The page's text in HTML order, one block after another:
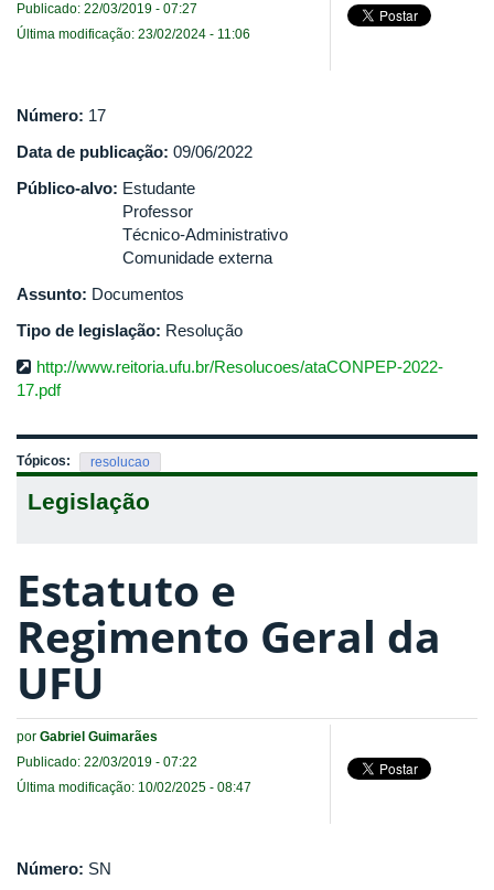
Publicado: 22/03/2019 - 07:27
Última modificação: 23/02/2024 - 11:06
Número: 17
Data de publicação: 09/06/2022
Público-alvo: Estudante
Professor
Técnico-Administrativo
Comunidade externa
Assunto: Documentos
Tipo de legislação: Resolução
http://www.reitoria.ufu.br/Resolucoes/ataCONPEP-2022-
17.pdf
Tópicos: resolucao
Legislação
Estatuto e
Regimento Geral da
UFU
por Gabriel Guimarães
Publicado: 22/03/2019 - 07:22
Última modificação: 10/02/2025 - 08:47
Número: SN